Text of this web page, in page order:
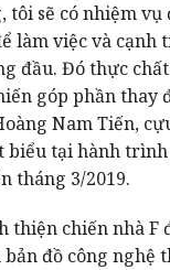
tôi sẽ có nhiệm vụ
làm việc và cạnh
đầu. Đó thực
góp phần thay
Nam Tiến,
biểu tại hành
tháng 3/2019.
thiện chiến nhà F
đồ công nghệ